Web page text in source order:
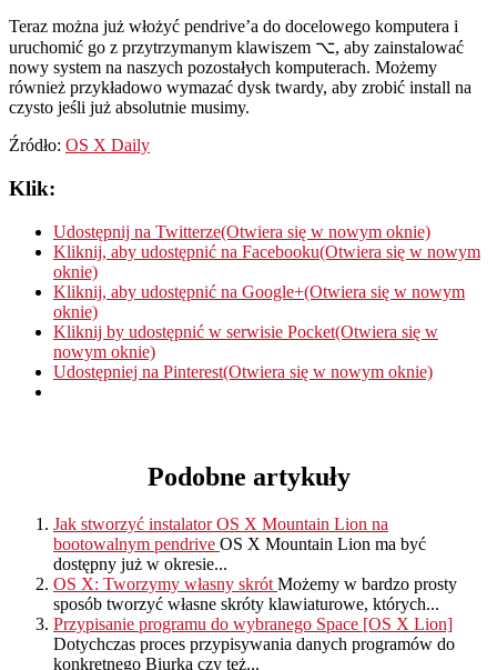
Teraz można już włożyć pendrive’a do docelowego komputera i
uruchomić go z przytrzymanym klawiszem ⌥, aby zainstalować
nowy system na naszych pozostałych komputerach. Możemy
również przykładowo wymazać dysk twardy, aby zrobić install na
czysto jeśli już absolutnie musimy.
Źródło: OS X Daily
Klik:
Udostępnij na Twitterze(Otwiera się w nowym oknie)
Kliknij, aby udostępnić na Facebooku(Otwiera się w nowym
oknie)
Kliknij, aby udostępnić na Google+(Otwiera się w nowym
oknie)
Kliknij by udostępnić w serwisie Pocket(Otwiera się w
nowym oknie)
Udostępniej na Pinterest(Otwiera się w nowym oknie)
Podobne artykuły
Jak stworzyć instalator OS X Mountain Lion na
bootowalnym pendrive OS X Mountain Lion ma być
dostępny już w okresie...
OS X: Tworzymy własny skrót Możemy w bardzo prosty
sposób tworzyć własne skróty klawiaturowe, których...
Przypisanie programu do wybranego Space [OS X Lion]
Dotychczas proces przypisywania danych programów do
konkretnego Biurka czy też...